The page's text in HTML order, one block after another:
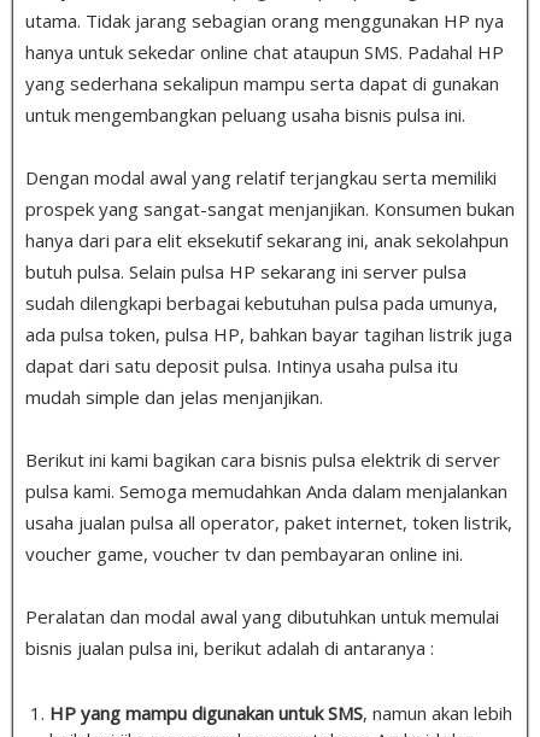
utama. Tidak jarang sebagian orang menggunakan HP nya
hanya untuk sekedar online chat ataupun SMS. Padahal HP
yang sederhana sekalipun mampu serta dapat di gunakan
untuk mengembangkan peluang usaha bisnis pulsa ini.
Dengan modal awal yang relatif terjangkau serta memiliki
prospek yang sangat-sangat menjanjikan. Konsumen bukan
hanya dari para elit eksekutif sekarang ini, anak sekolahpun
butuh pulsa. Selain pulsa HP sekarang ini server pulsa
sudah dilengkapi berbagai kebutuhan pulsa pada umunya,
ada pulsa token, pulsa HP, bahkan bayar tagihan listrik juga
dapat dari satu deposit pulsa. Intinya usaha pulsa itu
mudah simple dan jelas menjanjikan.
Berikut ini kami bagikan cara bisnis pulsa elektrik di server
pulsa kami. Semoga memudahkan Anda dalam menjalankan
usaha jualan pulsa all operator, paket internet, token listrik,
voucher game, voucher tv dan pembayaran online ini.
Peralatan dan modal awal yang dibutuhkan untuk memulai
bisnis jualan pulsa ini, berikut adalah di antaranya :
HP yang mampu digunakan untuk SMS, namun akan lebih